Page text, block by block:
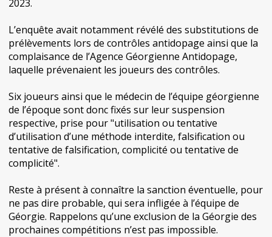
2023.
L’enquête avait notamment révélé des substitutions de
prélèvements lors de contrôles antidopage ainsi que la
complaisance de l’Agence Géorgienne Antidopage,
laquelle prévenaient les joueurs des contrôles.
Six joueurs ainsi que le médecin de l’équipe géorgienne
de l’époque sont donc fixés sur leur suspension
respective, prise pour "utilisation ou tentative
d’utilisation d’une méthode interdite, falsification ou
tentative de falsification, complicité ou tentative de
complicité".
Reste à présent à connaître la sanction éventuelle, pour
ne pas dire probable, qui sera infligée à l’équipe de
Géorgie. Rappelons qu’une exclusion de la Géorgie des
prochaines compétitions n’est pas impossible.